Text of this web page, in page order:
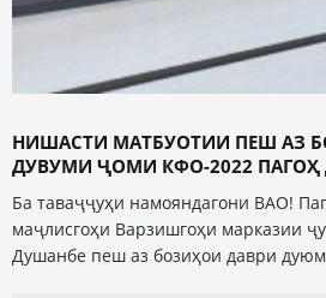
НИШАСТИ МАТБУОТИИ ПЕШ АЗ
ДУВУМИ ҶОМИ КФО-2022 ПАГОҲ
Ба таваҷҷуҳи намояндагони ВАО!
маҷлисгоҳи Варзишгоҳи марказии
Душанбе пеш аз бозиҳои даври